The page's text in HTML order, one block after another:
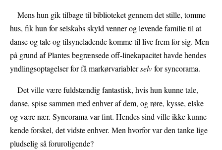
Mens hun gik tilbage til biblioteket gennem det stille, tomme
hus, fik hun for selskabs skyld venner og levende familie til at
danse og tale og tilsyneladende komme til live frem for sig. Men
på grund af Plantes begrænsede off-linekapacitet havde hendes
yndlingsoptagelser for få markørvariablerselvfor syncorama.
Det ville være fuldstændig fantastisk, hvis hun kunne tale,
danse, spise sammen med enhver af dem, og røre, kysse, elske
og være nær. Syncorama var fint. Hendes sind ville ikke kunne
kende forskel, det vidste enhver. Men hvorfor var den tanke lige
pludselig så foruroligende?